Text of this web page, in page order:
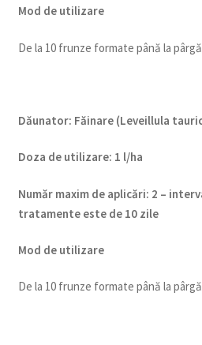
Mod de utilizare
De la 10 frunze formate până la pârgă
Dăunator: Făinare (Leveillula
Doza de utilizare: 1 l/ha
Număr maxim de aplicări: 2 –
tratamente este de 10 zile
Mod de utilizare
De la 10 frunze formate până la pârgă